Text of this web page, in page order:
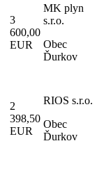
3
600,00
EUR
MK plyn
s.r.o.
Obec
Ďurkov
2
398,50
EUR
RIOS s.r.o.
Obec
Ďurkov